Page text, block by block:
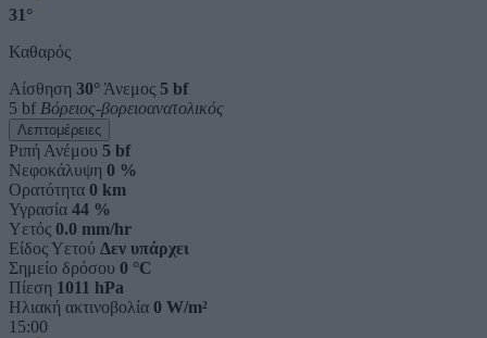
31°
Καθαρός
Αίσθηση 30° Άνεμος 5 bf
5 bf Βόρειος-βορειοανατολικός
Λεπτομέρειες
Ριπή Ανέμου 5 bf
Νεφοκάλυψη 0 %
Ορατότητα 0 km
Υγρασία 44 %
Υετός 0.0 mm/hr
Είδος Υετού Δεν υπάρχει
Σημείο δρόσου 0 °C
Πίεση 1011 hPa
Ηλιακή ακτινοβολία 0 W/m²
15:00